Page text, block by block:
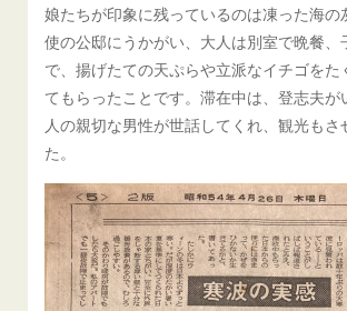
娘たちが印象に残っているのは凍った海の
使の公邸にうかがい、大人は別室で晩餐、
で、揚げたての天ぷらや立派なイチゴをた
てもらったことです。滞在中は、登志夫が
人の親切な男性が世話してくれ、観光もさ
た。